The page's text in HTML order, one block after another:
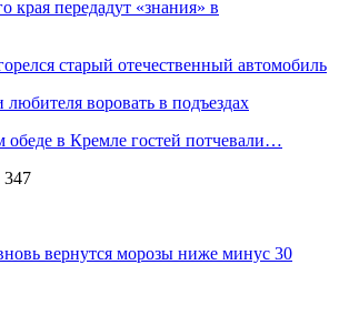
края передадут «знания» в
старый отечественный автомобиль
воровать в подъездах
обеде в Кремле гостей потчевали…
347
вернутся морозы ниже минус 30